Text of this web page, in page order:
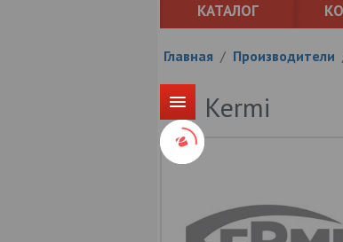
КАТАЛОГ
Главная / Производители
Kermi